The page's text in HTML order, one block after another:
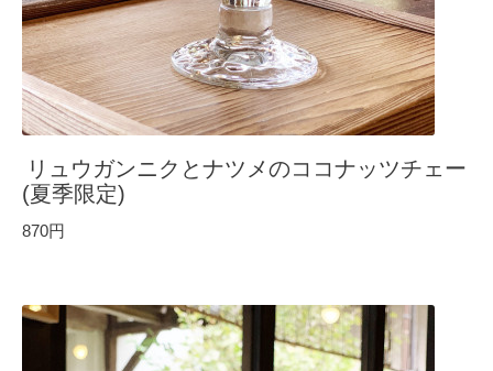
リュウガンニクとナツメのココナッツチェー
(夏季限定)
870円